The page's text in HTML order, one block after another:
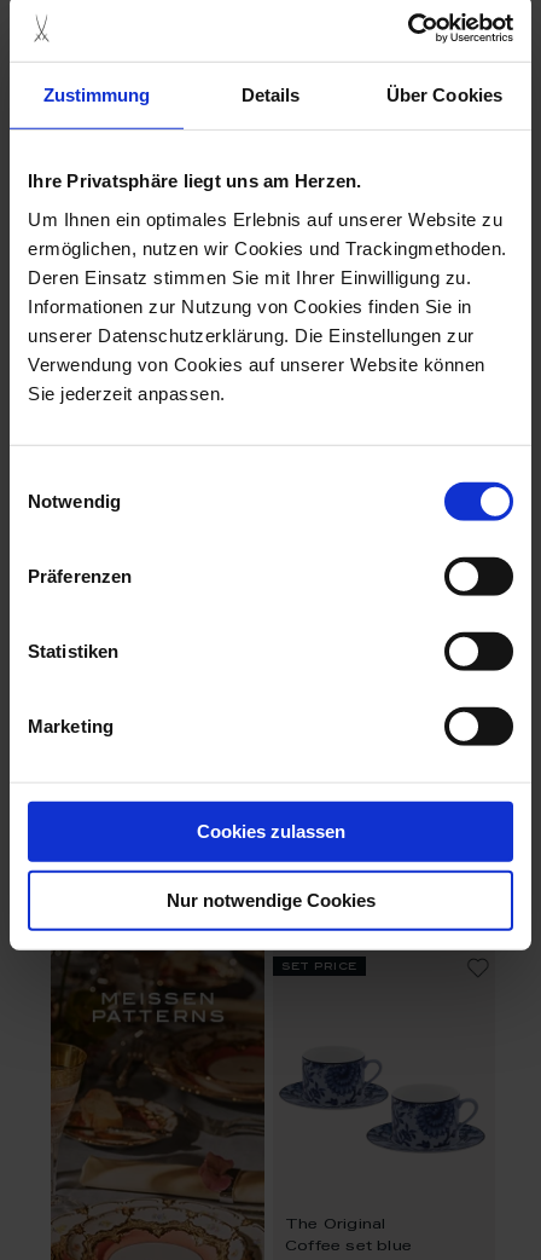
Zustimmung Details Über Cookies
Ihre Privatsphäre liegt uns am Herzen.
Um Ihnen ein optimales Erlebnis auf unserer Website zu
ermöglichen, nutzen wir Cookies und Trackingmethoden.
Deren Einsatz stimmen Sie mit Ihrer Einwilligung zu.
Informationen zur Nutzung von Cookies finden Sie in
unserer Datenschutzerklärung. Die Einstellungen zur
Verwendung von Cookies auf unserer Website können
Sie jederzeit anpassen.
Notwendig
Präferenzen
Statistiken
Marketing
Cookies zulassen
Nur notwendige Cookies
Made to Order
$411.00
Available
$275.00
set price
The Original
Coffee set white
$262.00
13% saved
The Original
Coffee set yellow
13% saved
The Original
Coffee set celadon
$262.00
13% saved
set price
The Original
Coffee set blue